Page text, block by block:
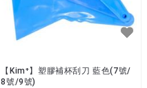
【Kim⁺】塑膠補杯刮刀 藍色(7號/
8號/9號)